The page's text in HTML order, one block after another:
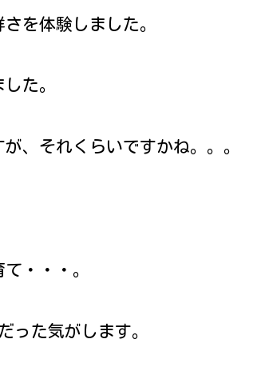
を体験しました。
た。
、それくらいですかね。。。
・・・。
った気がします。